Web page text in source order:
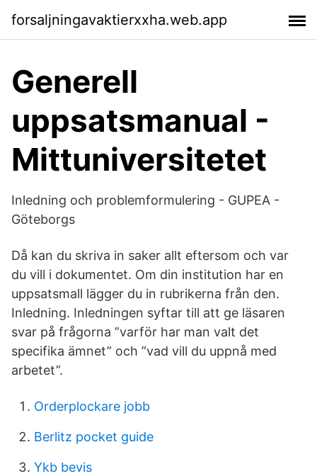
forsaljningavaktierxxha.web.app
Generell
uppsatsmanual -
Mittuniversitetet
Inledning och problemformulering - GUPEA -
Göteborgs
Då kan du skriva in saker allt eftersom och var
du vill i dokumentet. Om din institution har en
uppsatsmall lägger du in rubrikerna från den.
Inledning. Inledningen syftar till att ge läsaren
svar på frågorna ”varför har man valt det
specifika ämnet” och ”vad vill du uppnå med
arbetet”.
Orderplockare jobb
Berlitz pocket guide
Ykb bevis